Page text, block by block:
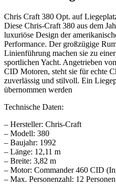
Chris Craft 380 Opt. auf
Diese Chris-Craft 380 aus dem
luxuriöse Design der
Performance. Der großzügige
Linienführung machen sie zu
sportlichen Yacht. Angetrieben
CID Motoren, steht sie für echte
zuverlässig und stilvoll. Ein
übernommen werden
Technische Daten:
– Hersteller: Chris-Craft
– Modell: 380
– Baujahr: 1992
– Länge: 12,11 m
– Breite: 3,82 m
– Motor: Commander 460 CID
– Max. Personenzahl: 12 Personen